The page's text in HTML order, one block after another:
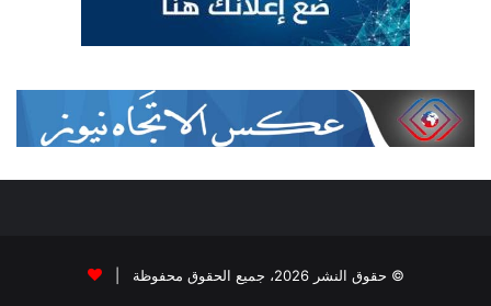
© حقوق النشر 2026، جميع الحقوق محفوظة |